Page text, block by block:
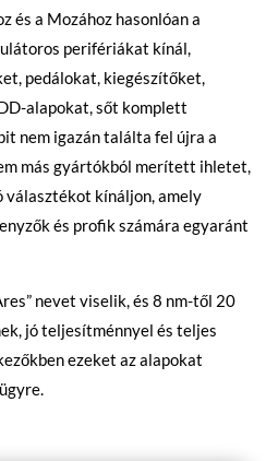
és a Mozához hasonlóan a
perifériákat kínál,
pedálokat, kiegészítőket,
alapokat, sőt komplett
nem igazán találta fel újra a
más gyártókból merített ihletet,
választékot kínáljon, amely
és profik számára egyaránt
nevet viselik, és 8 nm-től 20
jó teljesítménnyel és teljes
ezeket az alapokat